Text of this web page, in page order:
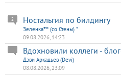
Ностальгия по билдингу
2
Зеленка™ (со Стены) *
09.08.2026, 14:23
Вдохновили коллеги -
Дэви Аркадьев (Devi)
08.08.2026, 23:09